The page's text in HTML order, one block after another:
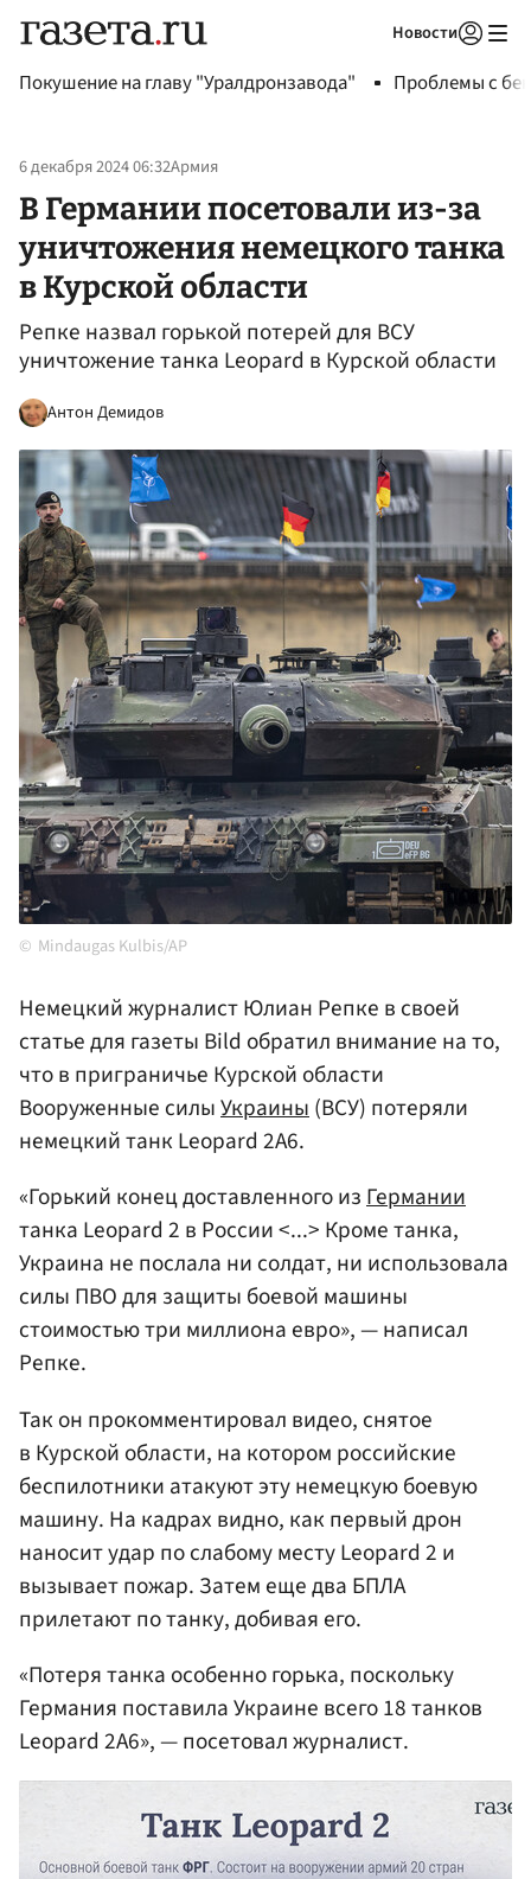
Новости
Покушение на главу "Уралдронзавода" Проблемы с
6 декабря 2024 06:32Армия
В Германии посетовали из-за
уничтожения немецкого танка
в Курской области
Репке назвал горькой потерей для ВСУ
уничтожение танка Leopard в Курской области
Антон Демидов
Mindaugas Kulbis/AP
Немецкий журналист Юлиан Репке в своей
статье для газеты Bild обратил внимание на то,
что в приграничье Курской области
Вооруженные силыУкраины(ВСУ) потеряли
немецкий танк Leopard 2A6.
«Горький конец доставленного изГермании
танка Leopard 2 в России <...> Кроме танка,
Украина не послала ни солдат, ни использовала
силы ПВО для защиты боевой машины
стоимостью три миллиона евро», — написал
Репке.
Так он прокомментировал видео, снятое
в Курской области, на котором российские
беспилотники атакуют эту немецкую боевую
машину. На кадрах видно, как первый дрон
наносит удар по слабому месту Leopard 2 и
вызывает пожар. Затем еще два БПЛА
прилетают по танку, добивая его.
«Потеря танка особенно горька, поскольку
Германия поставила Украине всего 18 танков
Leopard 2A6», — посетовал журналист.